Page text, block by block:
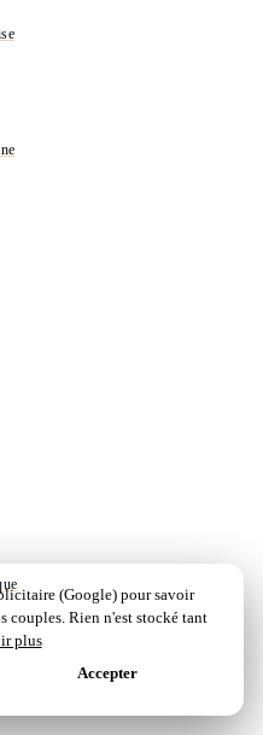
Parlez-nous de votre projet→
(Google) pour savoir
couples. Rien n'est stocké tant
plus
Accepter